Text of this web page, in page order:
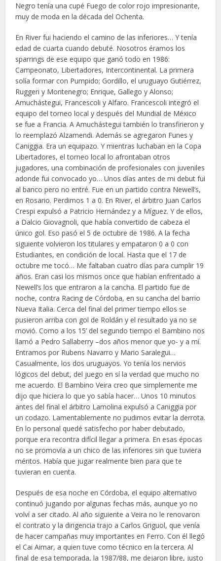
Negro tenía una cupé Fuego de color rojo impresionante,
muy de moda en la década del Ochenta.
En River fui haciendo el camino de las inferiores… Y tenía
edad de cuarta cuando debuté. Nosotros éramos los
sparrings de ese equipo que ganó todo en 1986:
Campeonato, Libertadores, Intercontinental. La primera
solía formar con Pumpido; Gordillo, el uruguayo Gutiérrez,
Ruggeri y Montenegro; Enrique, Gallego y Alonso;
Amuchástegui, Francescoli y Alfaro. Francescoli integró el
equipo del torneo local y después del Mundial de México
se fue a Francia. A Amuchástegui también lo transfirieron y
lo reemplazó Alzamendi. Además se agregaron Funes y
Caniggia. Era un equipazo. Y mientras luchaban en la Copa
Libertadores, el torneo local lo afrontaban otros
jugadores, una combinación de profesionales con juveniles
adonde fui convocado yo… Unos días antes de mi debut fui
al banco pero no entré. Fue en un partido contra Newell’s,
en Rosario. Perdimos 1 a 0. En River, el árbitro Juan Carlos
Crespi expulsó a Patricio Hernández y a Míguez. Y de ellos,
a Dalcio Giovagnoli, que había convertido de cabeza el
único gol. Eso pasó el 5 de octubre de 1986. A la fecha
siguiente volvieron los titulares y empataron 0 a 0 con
Estudiantes, en condición de local. Hasta que el 17 de
octubre me tocó… Me faltaban cuatro días para cumplir 19
años. Eran casi los mismos once que habían enfrentado a
Newell’s los que entraron a la cancha. El partido fue de
noche, contra Racing de Córdoba, en su cancha del barrio
Nueva Italia. Cerca del final del primer tiempo ellos se
pusieron arriba con gol de Roldán y el resultado ya no se
movió. Como a los 15’ del segundo tiempo el Bambino nos
llamó a Pedro Sallaberry –dos años menor que yo- y a mí.
Entramos por Rubens Navarro y Mario Saralegui…
Casualmente, los dos uruguayos. Yo tenía los nervios
lógicos del debut, del juego en sí la verdad que mucho no
me acuerdo. El Bambino Veira creo que simplemente me
dijo que hiciera lo que yo sabía hacer… Unos 10 minutos
antes del final el árbitro Lamolina expulsó a Caniggia por
un codazo. Lamentablemente no pudimos evitar la derrota.
En lo personal quedé satisfecho por haber debutado,
porque era recontra difícil llegar a primera. En esas épocas
no se promovía a un chico de las inferiores sin que tuviera
méritos. Había que jugar realmente bien para que te
tuvieran en cuenta.
Después de esa noche en Córdoba, el equipo alternativo
continuó jugando por algunas fechas más, aunque yo no
volví a ser citado. Al año siguiente a Veira no le renovaron
el contrato y la dirigencia trajo a Carlos Griguol, que venía
de hacer campañas muy importantes en Ferro. Con él llegó
el Cai Aimar, a quien tuve como técnico en la tercera. Al
final de esa temporada, la 1987/88, me dejaron libre, justo